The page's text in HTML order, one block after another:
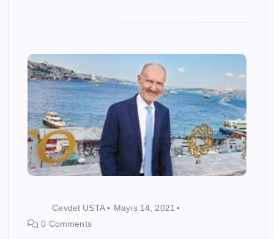
Cevdet USTA
Mayıs 14, 2021
0 Comments